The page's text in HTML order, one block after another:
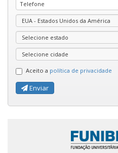
Aceito a política de privacidade
Enviar